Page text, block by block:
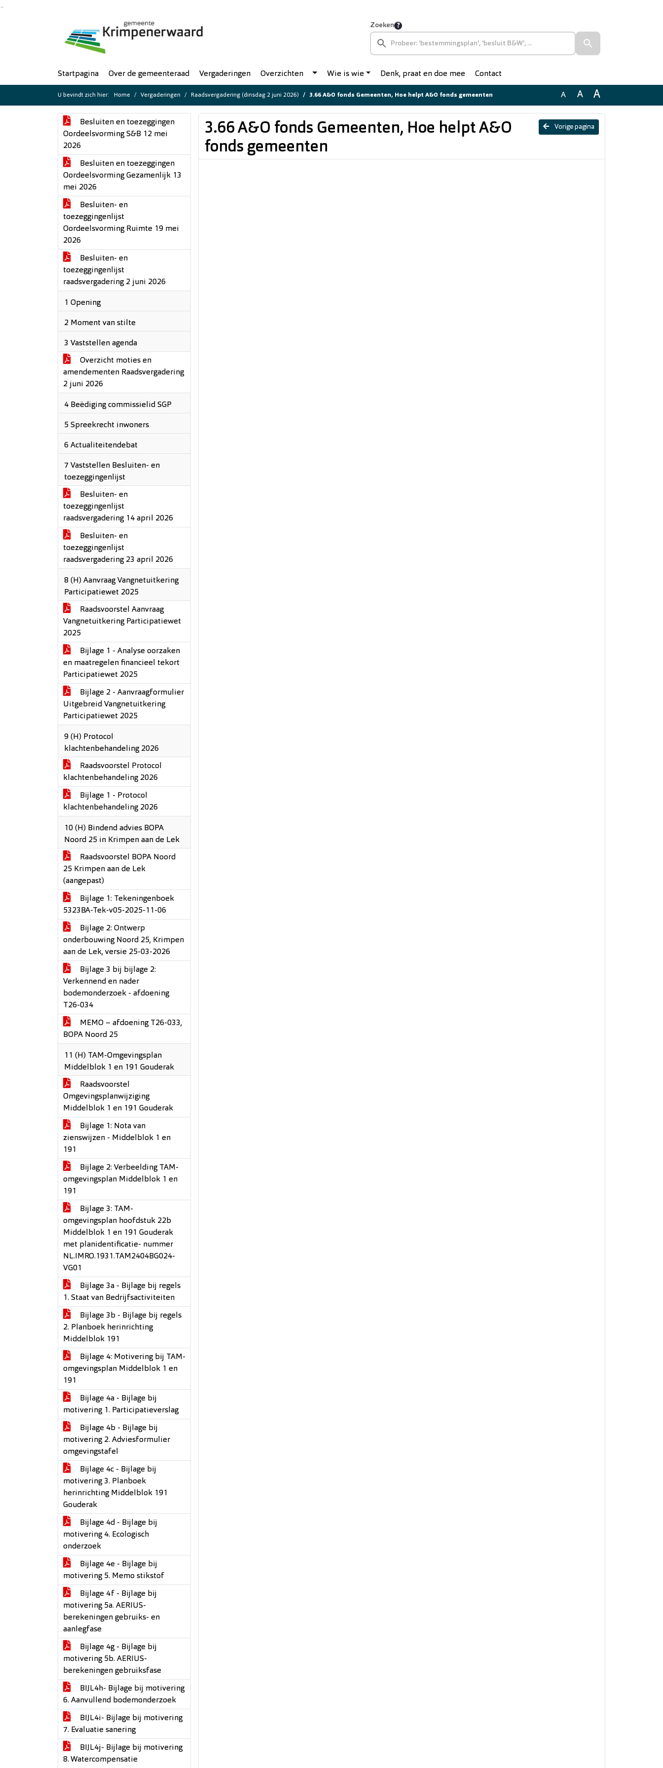
Zoeken
Startpagina Over de gemeenteraad Vergaderingen Overzichten Wie is wie Denk, praat en doe mee Contact
U bevindt zich hier: Home Vergaderingen Raadsvergadering (dinsdag 2 juni 2026) 3.66 A&O fonds Gemeenten, Hoe helpt A&O fonds gemeenten A A A
Besluiten en toezeggingen
Oordeelsvorming S&B 12 mei
2026
Besluiten en toezeggingen
Oordeelsvorming Gezamenlijk 13
mei 2026
Besluiten- en
toezeggingenlijst
Oordeelsvorming Ruimte 19 mei
2026
Besluiten- en
toezeggingenlijst
raadsvergadering 2 juni 2026
1 Opening
2 Moment van stilte
3 Vaststellen agenda
Overzicht moties en
amendementen Raadsvergadering
2 juni 2026
4 Beëdiging commissielid SGP
5 Spreekrecht inwoners
6 Actualiteitendebat
7 Vaststellen Besluiten- en
toezeggingenlijst
Besluiten- en
toezeggingenlijst
raadsvergadering 14 april 2026
Besluiten- en
toezeggingenlijst
raadsvergadering 23 april 2026
8 (H) Aanvraag Vangnetuitkering
Participatiewet 2025
Raadsvoorstel Aanvraag
Vangnetuitkering Participatiewet
2025
Bijlage 1 - Analyse oorzaken
en maatregelen financieel tekort
Participatiewet 2025
Bijlage 2 - Aanvraagformulier
Uitgebreid Vangnetuitkering
Participatiewet 2025
9 (H) Protocol
klachtenbehandeling 2026
Raadsvoorstel Protocol
klachtenbehandeling 2026
Bijlage 1 - Protocol
klachtenbehandeling 2026
10 (H) Bindend advies BOPA
Noord 25 in Krimpen aan de Lek
Raadsvoorstel BOPA Noord
25 Krimpen aan de Lek
(aangepast)
Bijlage 1: Tekeningenboek
5323BA-Tek-v05-2025-11-06
Bijlage 2: Ontwerp
onderbouwing Noord 25, Krimpen
aan de Lek, versie 25-03-2026
Bijlage 3 bij bijlage 2:
Verkennend en nader
bodemonderzoek - afdoening
T26-034
MEMO – afdoening T26-033,
BOPA Noord 25
11 (H) TAM-Omgevingsplan
Middelblok 1 en 191 Gouderak
Raadsvoorstel
Omgevingsplanwijziging
Middelblok 1 en 191 Gouderak
Bijlage 1: Nota van
zienswijzen - Middelblok 1 en
191
Bijlage 2: Verbeelding TAM-
omgevingsplan Middelblok 1 en
191
Bijlage 3: TAM-
omgevingsplan hoofdstuk 22b
Middelblok 1 en 191 Gouderak
met planidentificatie- nummer
NL.IMRO.1931.TAM2404BG024-
VG01
Bijlage 3a - Bijlage bij regels
1. Staat van Bedrijfsactiviteiten
Bijlage 3b - Bijlage bij regels
2. Planboek herinrichting
Middelblok 191
Bijlage 4: Motivering bij TAM-
omgevingsplan Middelblok 1 en
191
Bijlage 4a - Bijlage bij
motivering 1. Participatieverslag
Bijlage 4b - Bijlage bij
motivering 2. Adviesformulier
omgevingstafel
Bijlage 4c - Bijlage bij
motivering 3. Planboek
herinrichting Middelblok 191
Gouderak
Bijlage 4d - Bijlage bij
motivering 4. Ecologisch
onderzoek
Bijlage 4e - Bijlage bij
motivering 5. Memo stikstof
Bijlage 4f - Bijlage bij
motivering 5a. AERIUS-
berekeningen gebruiks- en
aanlegfase
Bijlage 4g - Bijlage bij
motivering 5b. AERIUS-
berekeningen gebruiksfase
BIJL4h- Bijlage bij motivering
6. Aanvullend bodemonderzoek
BIJL4i- Bijlage bij motivering
7. Evaluatie sanering
BIJL4j- Bijlage bij motivering
8. Watercompensatie
Vorige pagina
3.66 A&O fonds Gemeenten, Hoe helpt A&O
fonds gemeenten